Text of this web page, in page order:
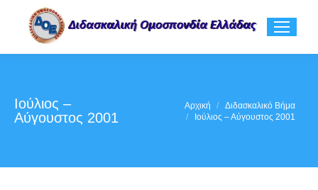
Ιούλιος –
Αύγουστος 2001
You are here:Αρχική
Διδασκαλικό Βήμα
Ιούλιος – Αύγουστος 2001